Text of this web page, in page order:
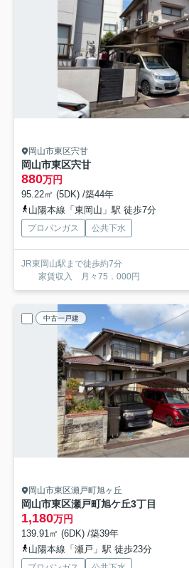
岡山市東区宍甘
岡山市東区宍甘
880万円
95.22㎡ (5DK) /築44年
山陽本線「東岡山」駅 徒歩7分
プロパンガス 公共下水
JR東岡山駅まで徒歩約7分
家賃収入 月々75．000円
中古一戸建
岡山市東区瀬戸町旭ヶ丘
岡山市東区瀬戸町旭ケ丘3丁目
1,180万円
139.91㎡ (6DK) /築39年
山陽本線「瀬戸」駅 徒歩23分